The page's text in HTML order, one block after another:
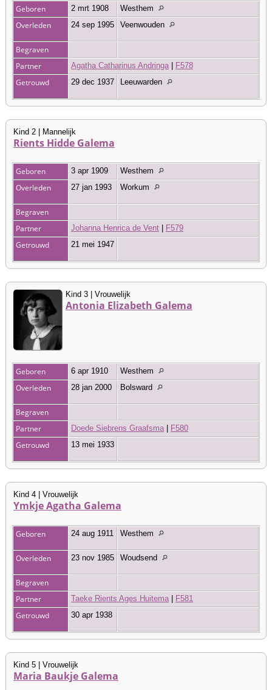
Geboren 2 mrt 1908 Westhem
Overleden 24 sep 1995 Veenwouden
Begraven
Partner
Agatha Catharinus Andringa F578
Getrouwd 29 dec 1937 Leeuwarden
Kind 2 | Mannelijk
Rients Hidde Galema
Geboren 3 apr 1909 Westhem
Overleden 27 jan 1993 Workum
Begraven
Partner
Johanna Henrica de Vent F579
Getrouwd 21 mei 1947
Kind 3 | Vrouwelijk
Antonia Elizabeth Galema
Geboren 6 apr 1910 Westhem
Overleden 28 jan 2000 Bolsward
Begraven
Partner
Doede Siebrens Graafsma F580
Getrouwd 13 mei 1933
Kind 4 | Vrouwelijk
Ymkje Agatha Galema
Geboren 24 aug 1911 Westhem
Overleden 23 nov 1985 Woudsend
Begraven
Partner
Taeke Rients Ages Huitema F581
Getrouwd 30 apr 1938
Kind 5 | Vrouwelijk
Maria Baukje Galema